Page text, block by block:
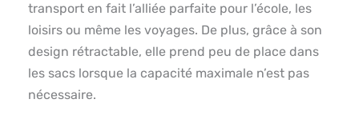
transport en fait l’alliée parfaite pour l’école, les
loisirs ou même les voyages. De plus, grâce à son
design rétractable, elle prend peu de place dans
les sacs lorsque la capacité maximale n’est pas
nécessaire.